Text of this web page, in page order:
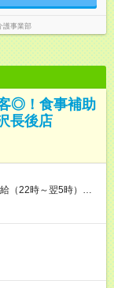
護事業部
◎！食事補助
長後店
（22時～翌5時）：
一ヶ月とさせてい
も同時給）